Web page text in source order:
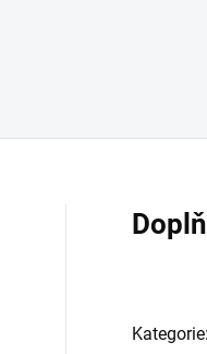
Kategorie: